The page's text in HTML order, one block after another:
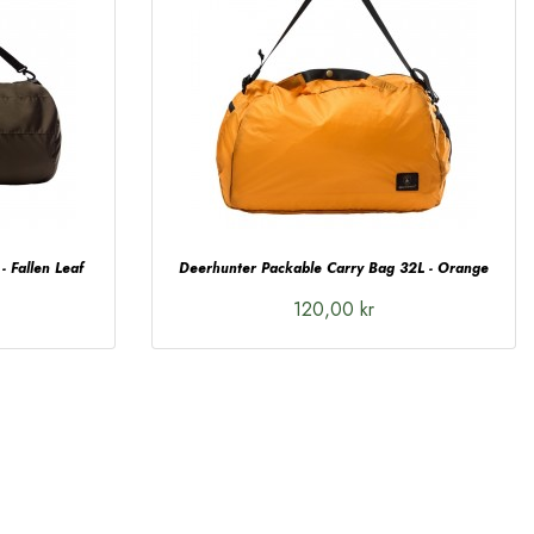
Fallen Leaf Deerhunter Packable Carry Bag 32L - Orange
120,00 kr